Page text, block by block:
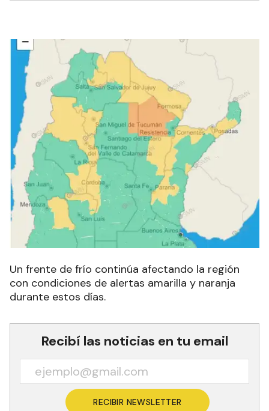
Un frente de frío continúa afectando la región
con condiciones de alertas amarilla y naranja
durante estos días.
Recibí las noticias en tu email
RECIBIR NEWSLETTER